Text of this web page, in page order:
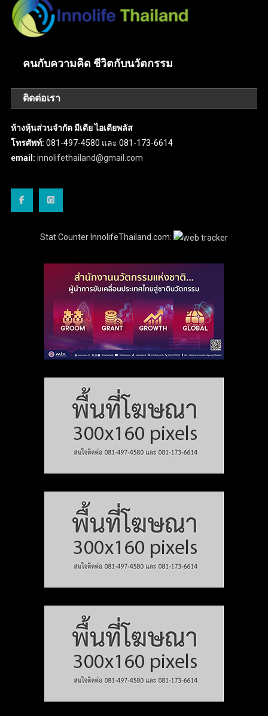
คนกับความคิด ชีวิตกับนวัตกรรม
ติดต่อเรา
ห้างหุ้นส่วนจำกัด มีเดีย ไอเดียพลัส
โทรศัพท์: 081-497-4580 และ 081-173-6614
email: innolifethailand@gmail.com
Stat Counter InnolifeThailand.com: